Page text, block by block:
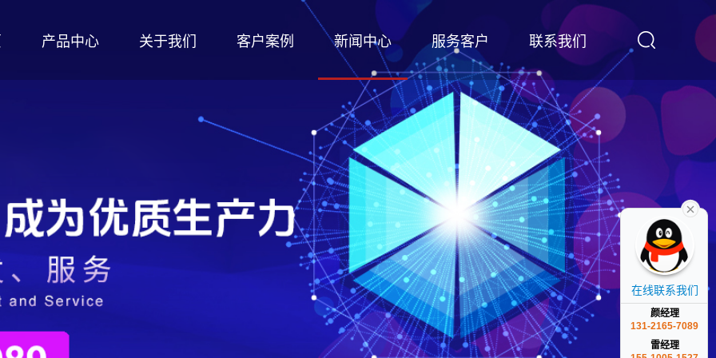
产品中心 关于我们 客户案例 新闻中心 服务客户 联系我们
在线联系我们
颜经理
131-2165-7089
雷经理